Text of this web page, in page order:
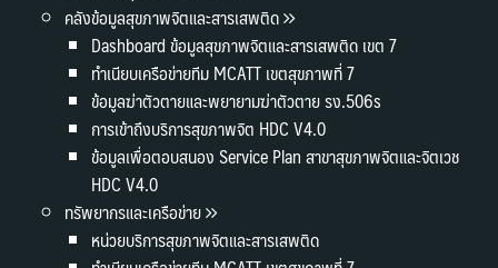
คลังข้อมูลสุขภาพจิตและสารเสพติด
Dashboard ข้อมูลสุขภาพจิตและสารเสพติด เขต 7
ทำเนียบเครือข่ายทีม MCATT เขตสุขภาพที่ 7
ข้อมูลฆ่าตัวตายและพยายามฆ่าตัวตาย รง.506s
การเข้าถึงบริการสุขภาพจิต HDC V4.0
ข้อมูลเพื่อตอบสนอง Service Plan สาขาสุขภาพจิตและจิตเวช
HDC V4.0
ทรัพยากรและเครือข่าย
หน่วยบริการสุขภาพจิตและสารเสพติด